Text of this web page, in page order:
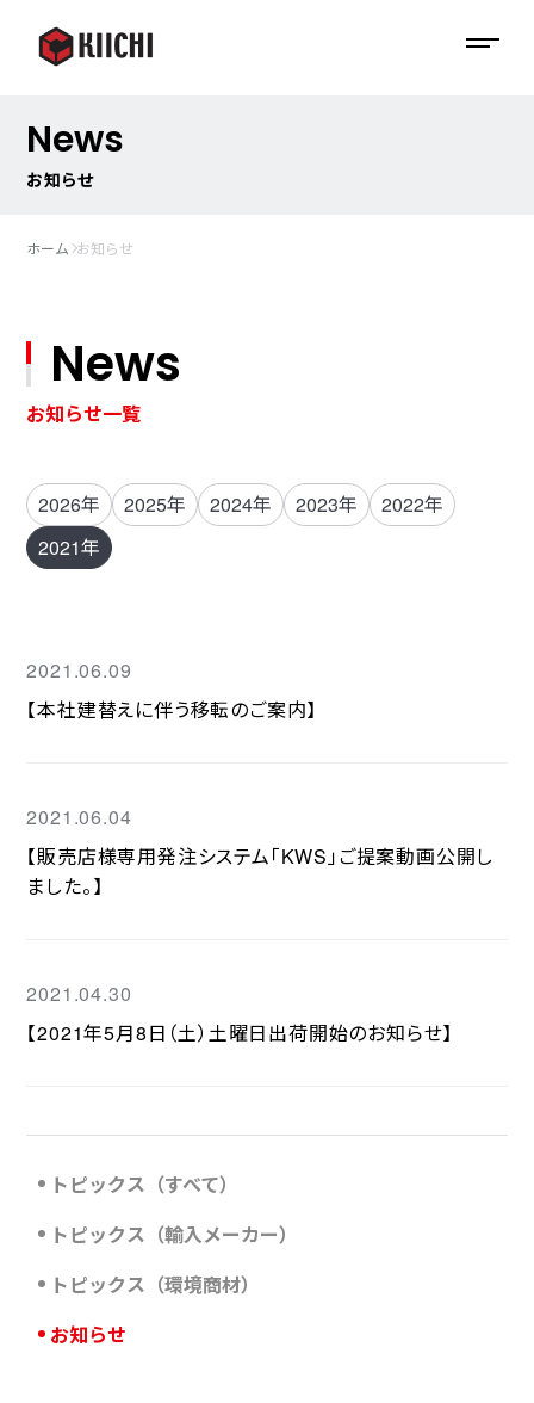
News
お知らせ
ホーム お知らせ
トピックス（すべて）
トピックス（輸入メーカー）
トピックス（環境商材）
お知らせ
News
お知らせ一覧
2026年 2025年 2024年 2023年
2022年
2021年
2021.06.09
【本社建替えに伴う移転のご案内】
2021.06.04
【販売店様専用発注システム「KWS」ご提案動画公開し
ました。】
2021.04.30
【2021年5月8日（土）土曜日出荷開始のお知らせ】